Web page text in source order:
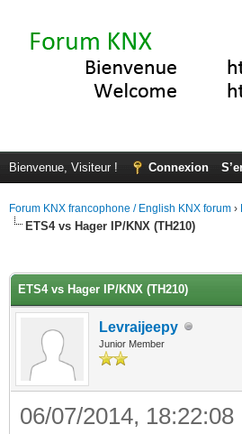
Bienvenue, Visiteur ! Connexion
Forum KNX francophone / English KNX forum ›
ETS4 vs Hager IP/KNX (TH210)
ETS4 vs Hager IP/KNX (TH210)
Levraijeepy
Junior Member
06/07/2014, 18:22:08